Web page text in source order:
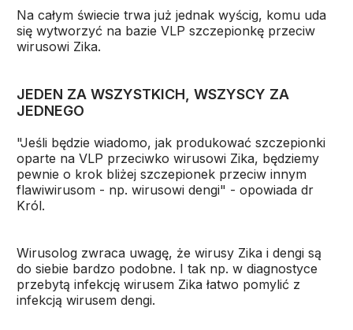
Na całym świecie trwa już jednak wyścig, komu uda
się wytworzyć na bazie VLP szczepionkę przeciw
wirusowi Zika.
JEDEN ZA WSZYSTKICH, WSZYSCY ZA
JEDNEGO
"Jeśli będzie wiadomo, jak produkować szczepionki
oparte na VLP przeciwko wirusowi Zika, będziemy
pewnie o krok bliżej szczepionek przeciw innym
flawiwirusom - np. wirusowi dengi" - opowiada dr
Król.
Wirusolog zwraca uwagę, że wirusy Zika i dengi są
do siebie bardzo podobne. I tak np. w diagnostyce
przebytą infekcję wirusem Zika łatwo pomylić z
infekcją wirusem dengi.